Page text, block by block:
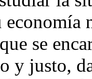
economía
se
y justo,